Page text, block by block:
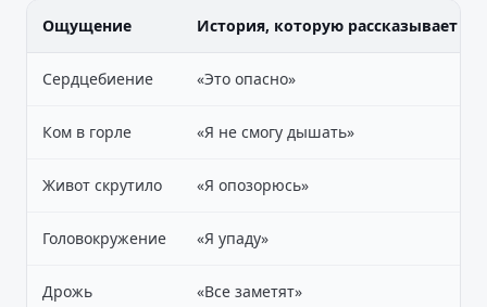
Ощущение История, которую рассказывает
Сердцебиение «Это опасно»
Ком в горле «Я не смогу дышать»
Живот скрутило «Я опозорюсь»
Головокружение «Я упаду»
Дрожь «Все заметят»